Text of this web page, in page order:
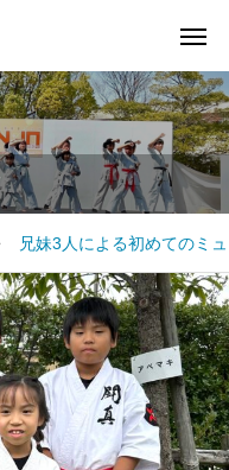
兄妹3人による初めてのミ